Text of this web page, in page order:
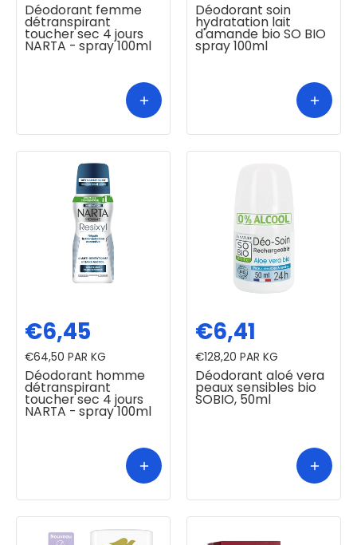
Déodorant femme
détranspirant
toucher sec 4 jours
NARTA - spray 100ml
Déodorant soin
hydratation lait
d'amande bio SO BIO
spray 100ml
Déodorant homme
détranspirant
toucher sec 4 jours
NARTA - spray 100ml
€6,45
€64,50 PAR KG
Déodorant aloé vera
peaux sensibles bio
SOBIO, 50ml
€6,41
€128,20 PAR KG